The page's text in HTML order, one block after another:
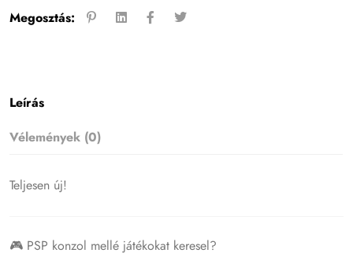
Megosztás:
Leírás
Vélemények (0)
Teljesen új!
🎮 PSP konzol mellé játékokat keresel?